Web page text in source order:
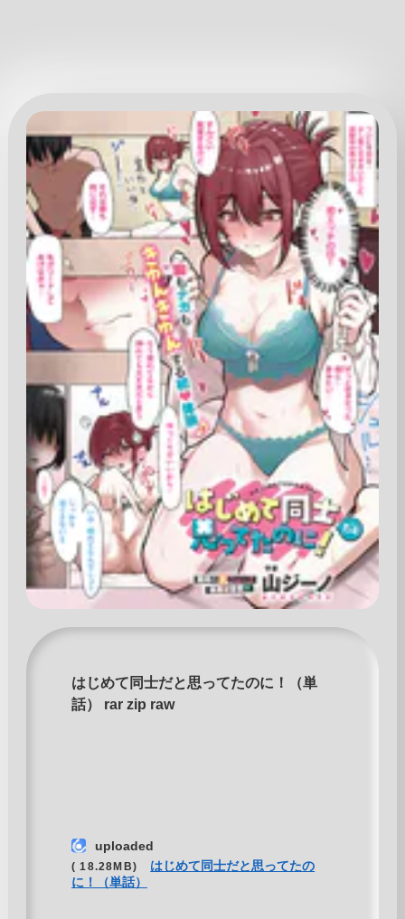
はじめて同士だと思ってたのに！（単
話） rar zip raw
uploaded
( 18.28MB)
はじめて同士だと思ってたの
に！（単話）